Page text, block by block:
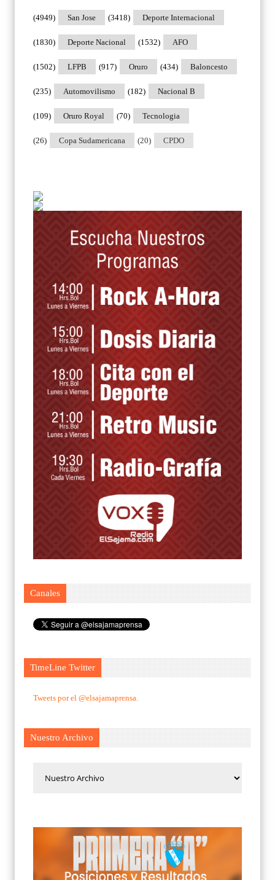
San Jose
(4949) Deporte Internacional
(3418)
Deporte Nacional
(1830) AFO
(1532)
LFPB
(1502) Oruro
(917) Baloncesto
(434)
Automovilismo
(235) Nacional B
(182)
Oruro Royal
(109) Tecnologia
(70)
Copa Sudamericana
(26) CPDO
(20)
Canales
TimeLine Twitter
Tweets por el @elsajamaprensa.
Nuestro Archivo